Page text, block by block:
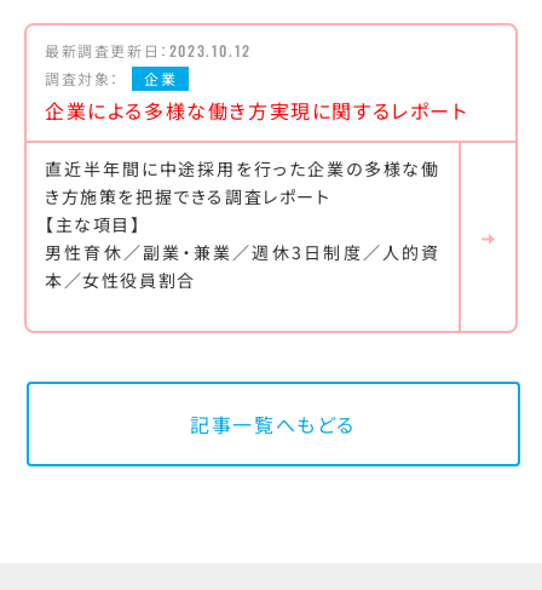
最新調査更新日： 2023.10.12
調査対象：
企業
企業による多様な働き方実現に関するレポート
直近半年間に中途採用を行った企業の多様な働
き方施策を把握できる調査レポート
【主な項目】
男性育休／副業・兼業／週休3日制度／人的資
本／女性役員割合
記事一覧へもどる